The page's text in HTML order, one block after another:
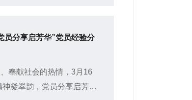
员分享启芳华”党员经验分
奉献社会的热情，3月16
神凝翠韵，党员分享启芳